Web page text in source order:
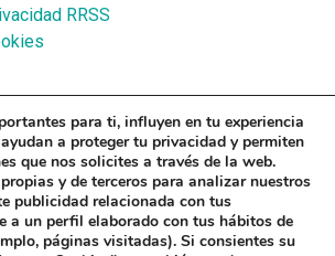
RRSS
para ti, influyen en tu experiencia
a proteger tu privacidad y permiten
que nos solicites a través de la web.
y de terceros para analizar nuestros
publicidad relacionada con tus
a un perfil elaborado con tus hábitos de
páginas visitadas). Si consientes su